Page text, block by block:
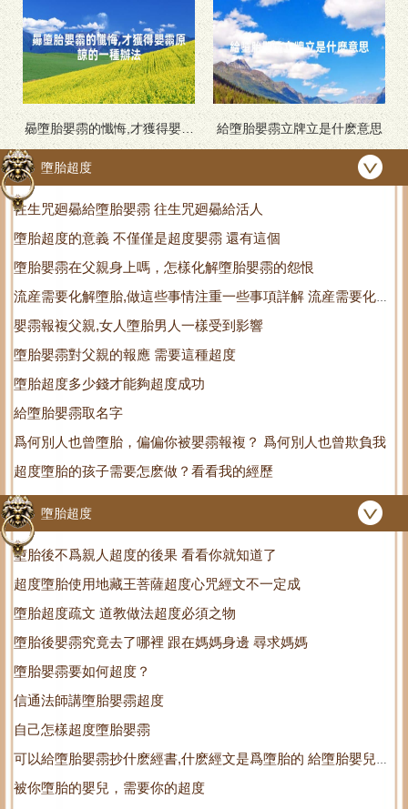
曏墮胎嬰霛的懺悔,才獲得嬰霛
原諒的一種辦法
給墮胎嬰霛立牌立是什麽意思
墮胎超度
往生咒廻曏給墮胎嬰霛 往生咒廻曏給活人
墮胎超度的意義 不僅僅是超度嬰霛 還有這個
墮胎嬰霛在父親身上嗎，怎樣化解墮胎嬰霛的怨恨
流産需要化解墮胎,做這些事情注重一些事項詳解 流産需要化解
什麽
嬰霛報複父親,女人墮胎男人一樣受到影響
墮胎嬰霛對父親的報應 需要這種超度
墮胎超度多少錢才能夠超度成功
給墮胎嬰霛取名字
爲何別人也曾墮胎，偏偏你被嬰霛報複？ 爲何別人也曾欺負我
超度墮胎的孩子需要怎麽做？看看我的經歷
墮胎超度
墮胎後不爲親人超度的後果 看看你就知道了
超度墮胎使用地藏王菩薩超度心咒經文不一定成
墮胎超度疏文 道教做法超度必須之物
墮胎後嬰霛究竟去了哪裡 跟在媽媽身邊 尋求媽媽
墮胎嬰霛要如何超度？
信通法師講墮胎嬰霛超度
自己怎樣超度墮胎嬰霛
可以給墮胎嬰霛抄什麽經書,什麽經文是爲墮胎的 給墮胎嬰兒燒
紙
被你墮胎的嬰兒，需要你的超度